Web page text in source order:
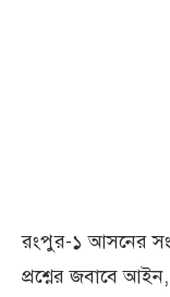
রংপুর-১ আসনের
প্রশ্নের জবাবে